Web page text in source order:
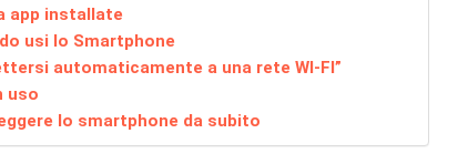
app installate
usi lo Smartphone
automaticamente a una rete WI-FI”
uso
lo smartphone da subito